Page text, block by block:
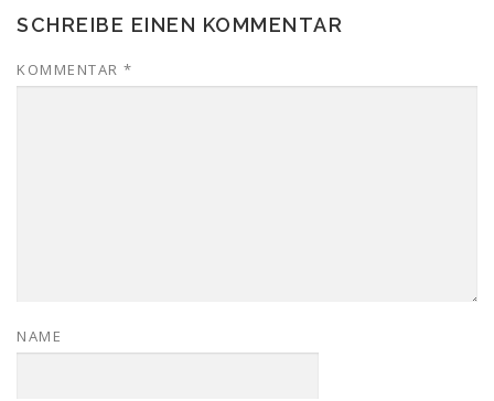
SCHREIBE EINEN KOMMENTAR
KOMMENTAR *
NAME